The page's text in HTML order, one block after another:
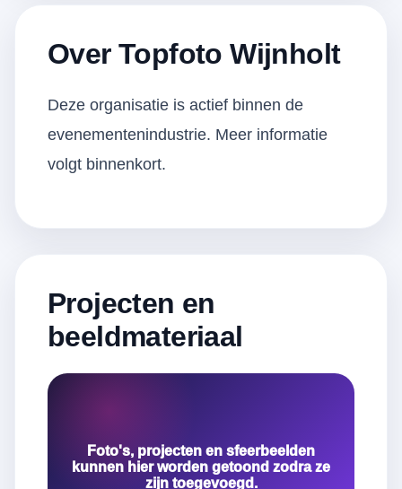
Over Topfoto Wijnholt
Deze organisatie is actief binnen de
evenementenindustrie. Meer informatie
volgt binnenkort.
Projecten en
beeldmateriaal
Foto's, projecten en sfeerbeelden
kunnen hier worden getoond zodra ze
zijn toegevoegd.